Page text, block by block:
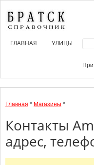
ГЛАВНАЯ УЛИЦЫ
Главная * Магазины *
Контакты
адрес,